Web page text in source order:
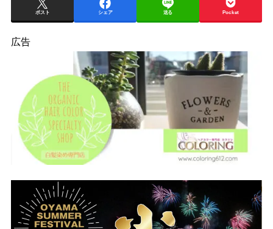
ポスト シェア 送る Pocket
広告